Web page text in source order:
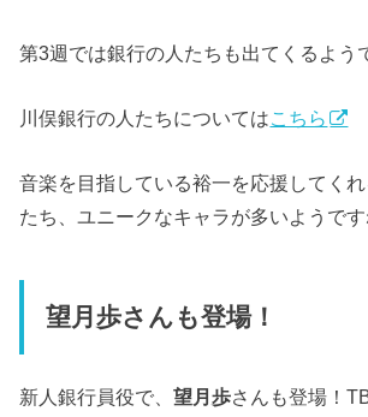
第3週では銀行の人たちも出てくるよう
川俣銀行の人たちについてはこちら
音楽を目指している裕一を応援してく
たち、ユニークなキャラが多いようです
望月歩さんも登場！
新人銀行員役で、望月歩さんも登場！